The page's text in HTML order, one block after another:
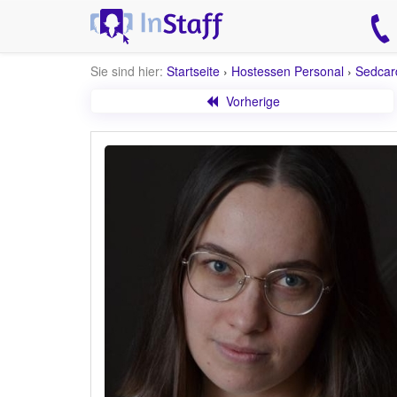
Sie sind hier: Startseite › Hostessen Personal ›
Vorherige